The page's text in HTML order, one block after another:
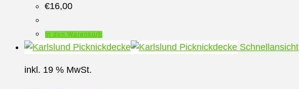
€16,00
In den Warenkorb
Schnellansicht
inkl. 19 % MwSt.